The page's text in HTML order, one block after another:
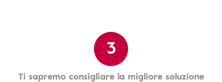
3
Ti sapremo consigliare la migliore soluzione